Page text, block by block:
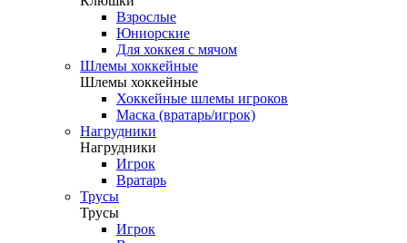
Взрослые
Юниорские
Для хоккея с мячом
Шлемы хоккейные
Шлемы хоккейные
Хоккейные шлемы игроков
Маска (вратарь/игрок)
Нагрудники
Нагрудники
Игрок
Вратарь
Трусы
Трусы
Игрок